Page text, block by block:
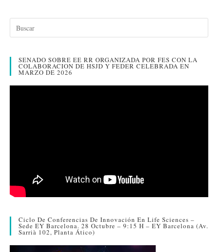
bo
ok
tte
r
ed
In
ailm
pa
r
SENADO SOBRE EE RR ORGANIZADA POR FES CON LA
COLABORACION DE HSJD Y FEDER CELEBRADA EN
MARZO DE 2026
Ciclo De Conferencias De Innovación En Life Sciences –
Sede EY Barcelona. 28 Octubre – 9:15 H – EY Barcelona (Av.
Sarrià 102, Planta Ático)